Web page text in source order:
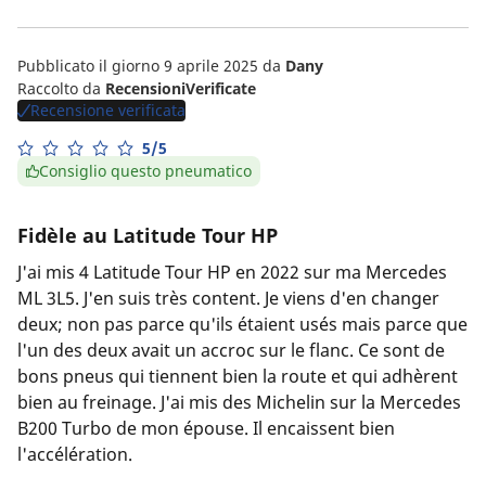
Pubblicato il giorno 9 aprile 2025 da Dany
Raccolto da RecensioniVerificate
Recensione verificata
5/5
Consiglio questo pneumatico
Fidèle au Latitude Tour HP
J'ai mis 4 Latitude Tour HP en 2022 sur ma Mercedes
ML 3L5. J'en suis très content. Je viens d'en changer
deux; non pas parce qu'ils étaient usés mais parce que
l'un des deux avait un accroc sur le flanc. Ce sont de
bons pneus qui tiennent bien la route et qui adhèrent
bien au freinage. J'ai mis des Michelin sur la Mercedes
B200 Turbo de mon épouse. Il encaissent bien
l'accélération.